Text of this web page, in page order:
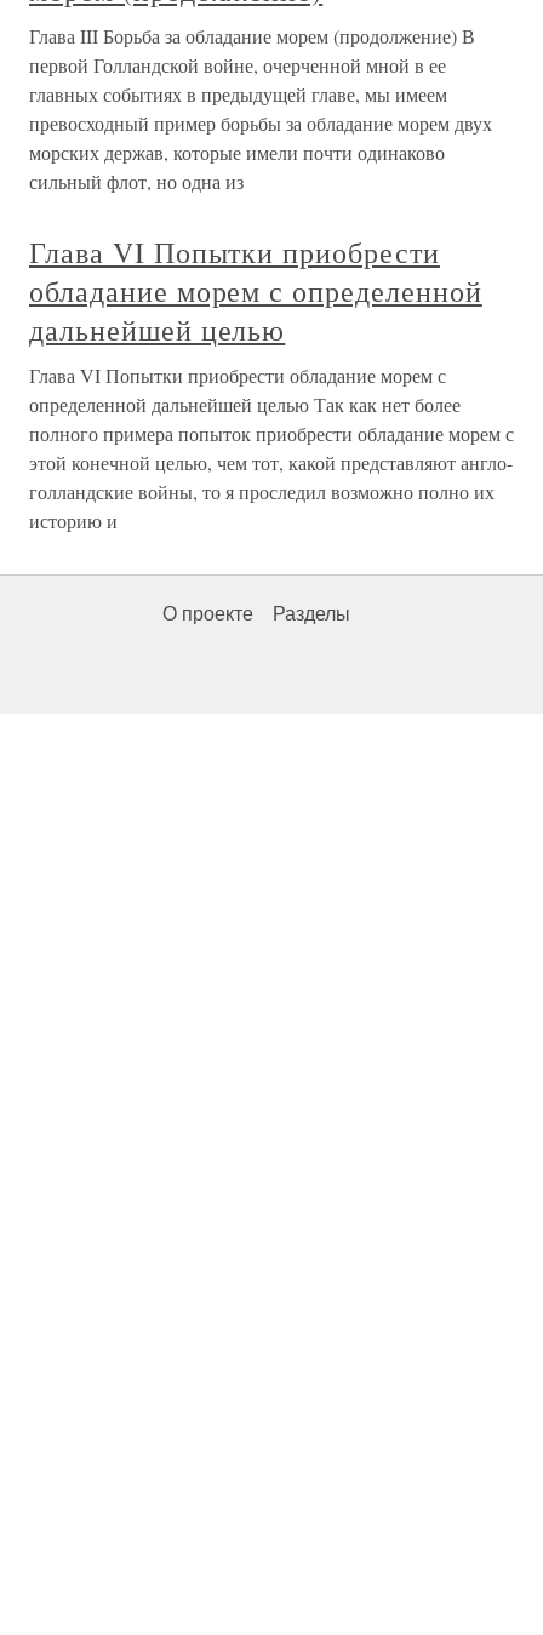
Глава III Борьба за обладание морем (продолжение) В
первой Голландской войне, очерченной мной в ее
главных событиях в предыдущей главе, мы имеем
превосходный пример борьбы за обладание морем двух
морских держав, которые имели почти одинаково
сильный флот, но одна из
Глава VI Попытки приобрести
обладание морем с определенной
дальнейшей целью
Глава VI Попытки приобрести обладание морем с
определенной дальнейшей целью Так как нет более
полного примера попыток приобрести обладание морем с
этой конечной целью, чем тот, какой представляют англо-
голландские войны, то я проследил возможно полно их
историю и
О проекте Разделы